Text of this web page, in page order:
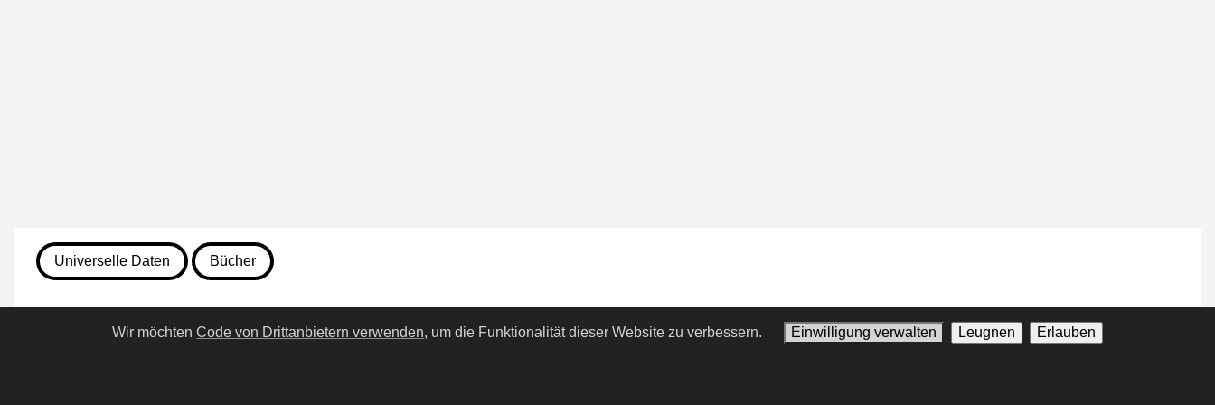
Universelle Daten Bücher
7. August 2026
Wir möchten Code von Drittanbietern verwenden, um die Funktionalität dieser Website zu verbessern. Einwilligung verwalten Leugnen Erlauben